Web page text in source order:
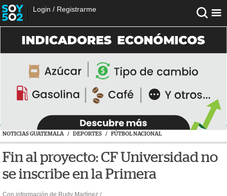
Login / Registrarme
NOTICIAS GUATEMALA / DEPORTES / FÚTBOL NACIONAL
Fin al proyecto: CF Universidad no
se inscribe en la Primera
Con información de Rudy Martínez /